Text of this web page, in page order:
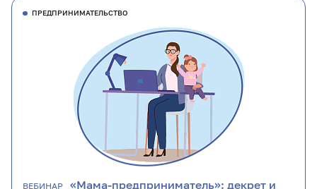
ПРЕДПРИНИМАТЕЛЬСТВО
ВЕБИНАР
«Мама-предприниматель»: декрет и